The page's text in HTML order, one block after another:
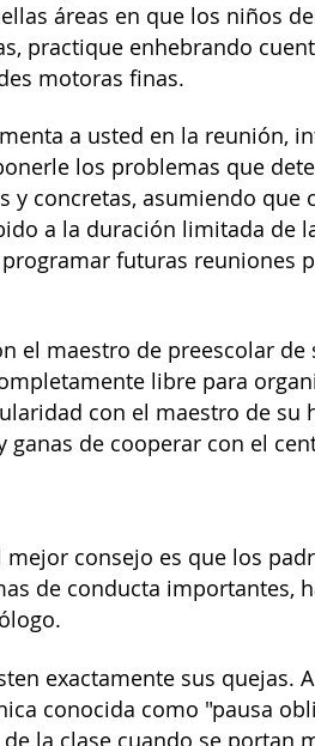
áreas en que los niños
practique enhebrando
motoras finas.
a usted en la reunión,
los problemas que
concretas, asumiendo que
a la duración limitada de
futuras reuniones
el maestro de preescolar de
libre para
con el maestro de su
de cooperar con el
consejo es que los
de conducta importantes,
exactamente sus quejas.
conocida como "pausa
la clase cuando se portan